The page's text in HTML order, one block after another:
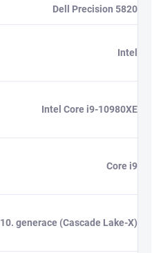
Dell Precision 5820
Intel
Intel Core i9-10980XE
Core i9
10. generace (Cascade Lake-X)